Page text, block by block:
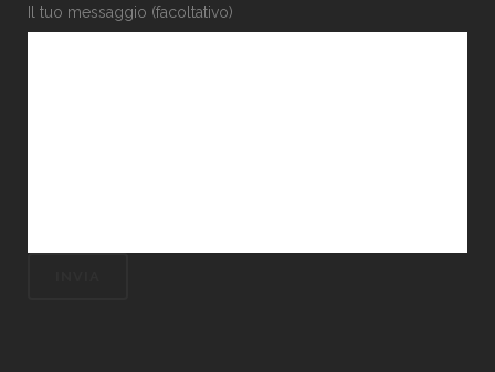
Il tuo messaggio (facoltativo)